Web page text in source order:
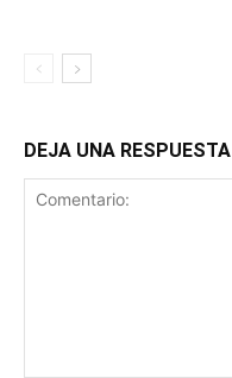
DEJA UNA RESPUESTA